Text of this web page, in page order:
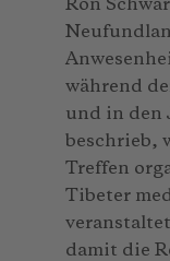
Ron
während
und in den
beschrieb,
Treffen
Tibeter
damit die